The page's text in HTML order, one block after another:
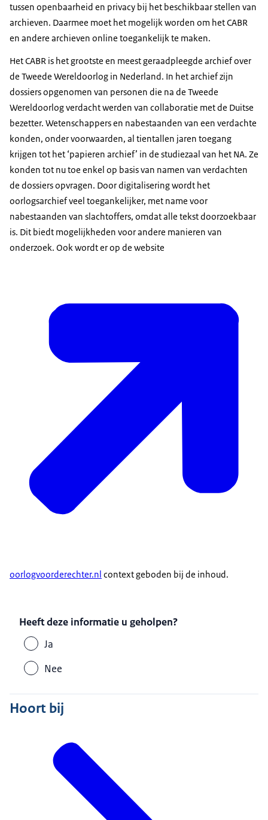
tussen openbaarheid en privacy bij het beschikbaar stellen van
archieven. Daarmee moet het mogelijk worden om het CABR
en andere archieven online toegankelijk te maken.
Het CABR is het grootste en meest geraadpleegde archief over
de Tweede Wereldoorlog in Nederland. In het archief zijn
dossiers opgenomen van personen die na de Tweede
Wereldoorlog verdacht werden van collaboratie met de Duitse
bezetter. Wetenschappers en nabestaanden van een verdachte
konden, onder voorwaarden, al tientallen jaren toegang
krijgen tot het ‘papieren archief’ in de studiezaal van het NA. Ze
konden tot nu toe enkel op basis van namen van verdachten
de dossiers opvragen. Door digitalisering wordt het
oorlogsarchief veel toegankelijker, met name voor
nabestaanden van slachtoffers, omdat alle tekst doorzoekbaar
is. Dit biedt mogelijkheden voor andere manieren van
onderzoek. Ook wordt er op de website
oorlogvoorderechter.nl context geboden bij de inhoud.
Heeft deze informatie u geholpen?
Ja
Nee
Hoort bij